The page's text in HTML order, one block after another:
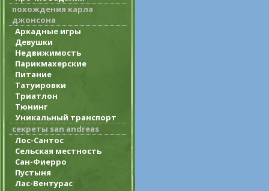
похождения карла
джонсона
Аркадные игры
Девушки
Недвижимость
Парикмахерские
Питание
Татуировки
Триатлон
Тюнинг
Уникальный транспорт
секреты san andreas
Лос-Сантос
Сельская местность
Сан-Фиерро
Пустыня
Лас-Вентурас